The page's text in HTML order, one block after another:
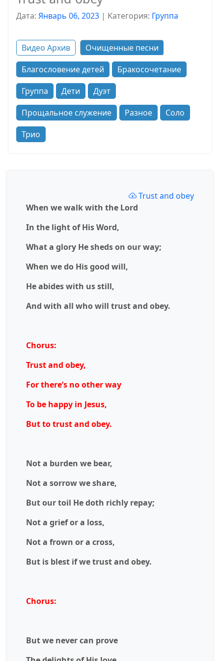
Дата: Январь 06, 2023 | Kатегория: Группа
Видео Архив
Очищенные песни
Благословение детей
Бракосочетание
Группа
Дети
Дуэт
Прощальное служение
Разное
Соло
Трио
Trust and obey
When we walk with the Lord
In the light of His Word,
What a glory He sheds on our way;
When we do His good will,
He abides with us still,
And with all who will trust and obey.
Chorus:
Trust and obey,
For there’s no other way
To be happy in Jesus,
But to trust and obey.
Not a burden we bear,
Not a sorrow we share,
But our toil He doth richly repay;
Not a grief or a loss,
Not a frown or a cross,
But is blest if we trust and obey.
Chorus:
But we never can prove